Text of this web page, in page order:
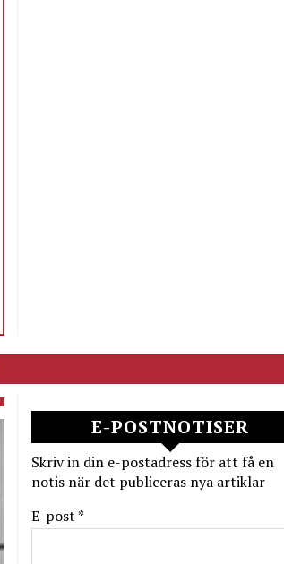
E-POSTNOTISER
Skriv in din e-postadress för att få en
notis när det publiceras nya artiklar
E-post *